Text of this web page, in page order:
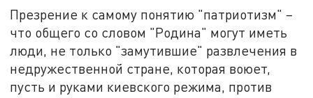
Презрение к самому понятию "патриотизм" –
что общего со словом "Родина" могут иметь
люди, не только "замутившие" развлечения в
недружественной стране, которая воюет,
пусть и руками киевского режима, против